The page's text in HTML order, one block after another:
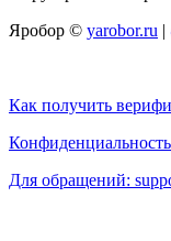
Яробор © yarobor.ru |
Как получить
Конфиденциальность
Для обращений: